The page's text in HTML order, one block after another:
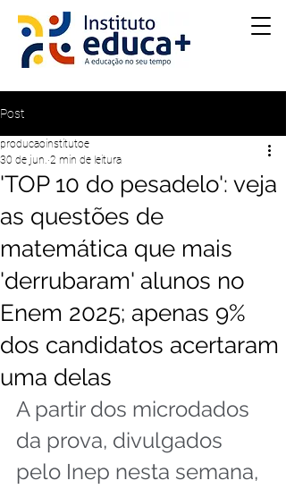
Post
'TOP 10 do pesadelo': veja
as questões de
matemática que mais
'derrubaram' alunos no
Enem 2025; apenas 9%
dos candidatos acertaram
uma delas
producaoinstitutoe
30 de jun. 2 min de leitura
A partir dos microdados
da prova, divulgados
pelo Inep nesta semana,